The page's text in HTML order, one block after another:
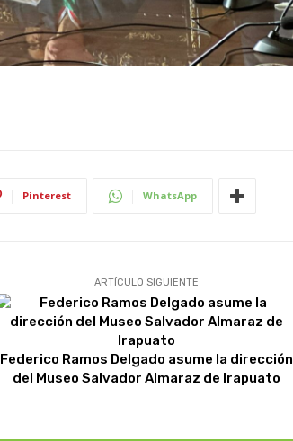
Pinterest WhatsApp
ARTÍCULO SIGUIENTE
Federico Ramos Delgado asume la dirección
del Museo Salvador Almaraz de Irapuato